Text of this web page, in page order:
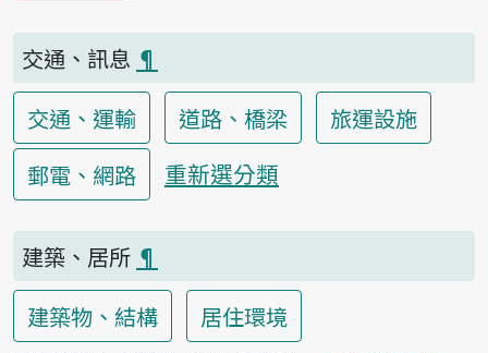
交通、訊息 ¶
交通、運輸
道路、橋梁
旅運設施
郵電、網路
重新選分類
建築、居所 ¶
建築物、結構
居住環境